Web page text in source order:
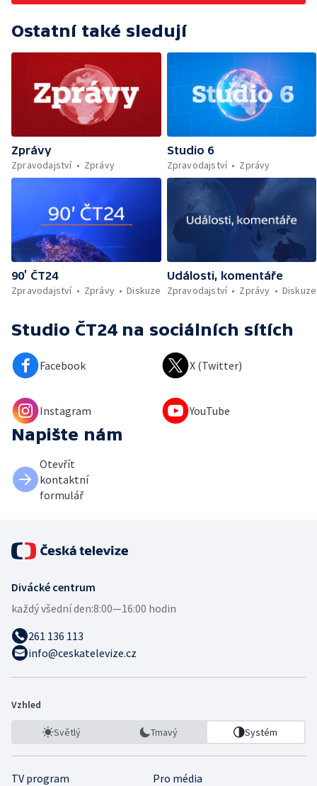
Ostatní také sledují
Zprávy
Zpravodajství
Zprávy
Studio 6
Zpravodajství
Zprávy
90’ ČT24
Zpravodajství
Zprávy Diskuze
Události, komentáře
Zpravodajství
Zprávy Diskuze
Studio ČT24 na sociálních sítích
Facebook X (Twitter)
Instagram YouTube
Napište nám
Otevřít
kontaktní
formulář
Divácké centrum
každý všední den:8:00—16:00 hodin
261 136 113
info@ceskatelevize.cz
Vzhled
Světlý Tmavý Systém
TV program Pro média